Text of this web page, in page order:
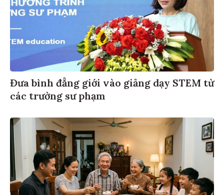
Đưa bình đẳng giới vào giảng dạy STEM từ
các trường sư phạm